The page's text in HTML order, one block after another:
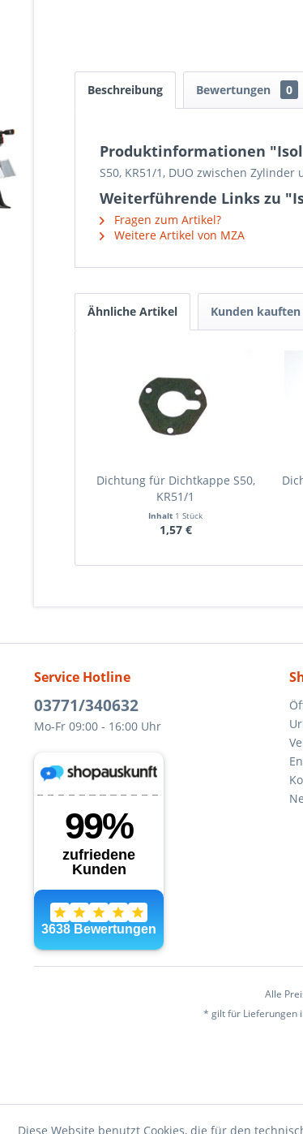
Beschreibung Bewertungen 0
Produktinformationen
S50, KR51/1, DUO zwischen
Weiterführende Links zu
Fragen zum Artikel?
Weitere Artikel von MZA
Ähnliche Artikel Kunden kauften
Dichtung für Dichtkappe S50,
KR51/1
Inhalt 1 Stück
1,57 €
Service Hotline
03771/340632
Mo-Fr 09:00 - 16:00 Uhr
Alle
* gilt für Lieferungen
Diese Website benutzt Cookies, die für den